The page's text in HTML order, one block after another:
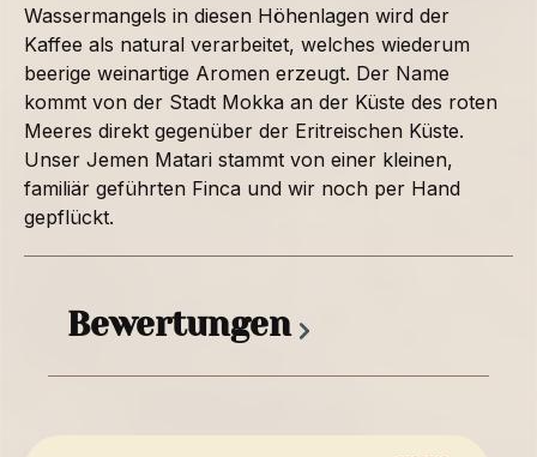
Wassermangels in diesen Höhenlagen wird der
Kaffee als natural verarbeitet, welches wiederum
beerige weinartige Aromen erzeugt. Der Name
kommt von der Stadt Mokka an der Küste des roten
Meeres direkt gegenüber der Eritreischen Küste.
Unser Jemen Matari stammt von einer kleinen,
familiär geführten Finca und wir noch per Hand
gepflückt.
Bewertungen